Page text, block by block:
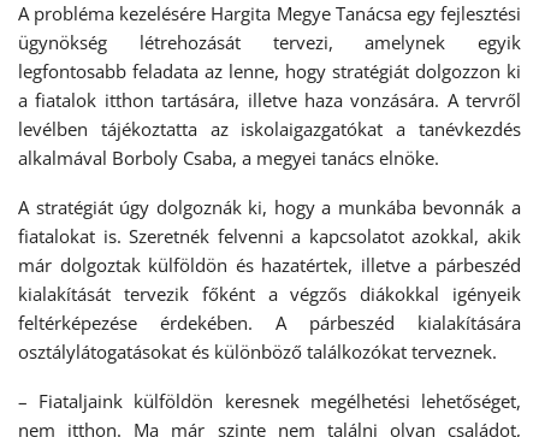
A probléma kezelésére Hargita Megye Tanácsa egy fejlesztési
ügynökség létrehozását tervezi, amelynek egyik
legfontosabb feladata az lenne, hogy stratégiát dolgozzon ki
a fiatalok itthon tartására, illetve haza vonzására. A tervről
levélben tájékoztatta az iskolaigazgatókat a tanévkezdés
alkalmával Borboly Csaba, a megyei tanács elnöke.
A stratégiát úgy dolgoznák ki, hogy a munkába bevonnák a
fiatalokat is. Szeretnék felvenni a kapcsolatot azokkal, akik
már dolgoztak külföldön és hazatértek, illetve a párbeszéd
kialakítását tervezik főként a végzős diákokkal igényeik
feltérképezése érdekében. A párbeszéd kialakítására
osztálylátogatásokat és különböző találkozókat terveznek.
– Fiataljaink külföldön keresnek megélhetési lehetőséget,
nem itthon. Ma már szinte nem találni olyan családot,